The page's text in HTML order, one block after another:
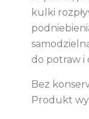
kulki
do potraw i
Bez
Produkt